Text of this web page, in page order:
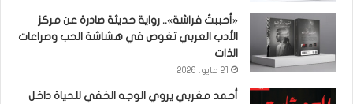
«أحببتُ فراشة».. رواية حديثة صادرة عن مركز
الأدب العربي تغوص في هشاشة الحب وصراعات
الذات
21 مايو، 2026
أحمد مغربي يروي الوجه الخفي للحياة داخل